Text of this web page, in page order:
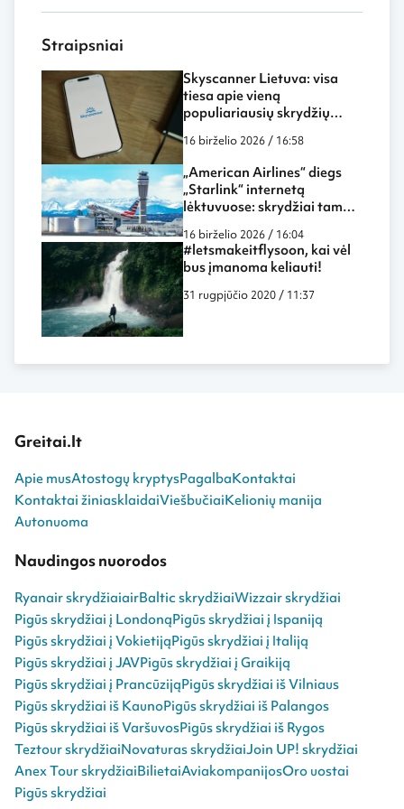
Straipsniai
Skyscanner Lietuva: visa
tiesa apie vieną
populiariausių skrydžių
16 birželio 2026 / 16:58
„American Airlines“ diegs
„Starlink“ internetą
lėktuvuose: skrydžiai tampa
dar labiau panašūs į darbą
biure ar namuose
16 birželio 2026 / 16:04
#letsmakeitflysoon, kai vėl
bus įmanoma keliauti!
31 rugpjūčio 2020 / 11:37
Greitai.lt
Apie musAtostogų kryptysPagalbaKontaktai
Kontaktai žiniasklaidaiViešbučiaiKelionių manija
Autonuoma
Naudingos nuorodos
Ryanair skrydžiaiairBaltic skrydžiaiWizzair skrydžiai
Pigūs skrydžiai į LondonąPigūs skrydžiai į Ispaniją
Pigūs skrydžiai į VokietijąPigūs skrydžiai į Italiją
Pigūs skrydžiai į JAVPigūs skrydžiai į Graikiją
Pigūs skrydžiai į PrancūzijąPigūs skrydžiai iš Vilniaus
Pigūs skrydžiai iš KaunoPigūs skrydžiai iš Palangos
Pigūs skrydžiai iš VaršuvosPigūs skrydžiai iš Rygos
Teztour skrydžiaiNovaturas skrydžiaiJoin UP! skrydžiai
Anex Tour skrydžiaiBilietaiAviakompanijosOro uostai
Pigūs skrydžiai